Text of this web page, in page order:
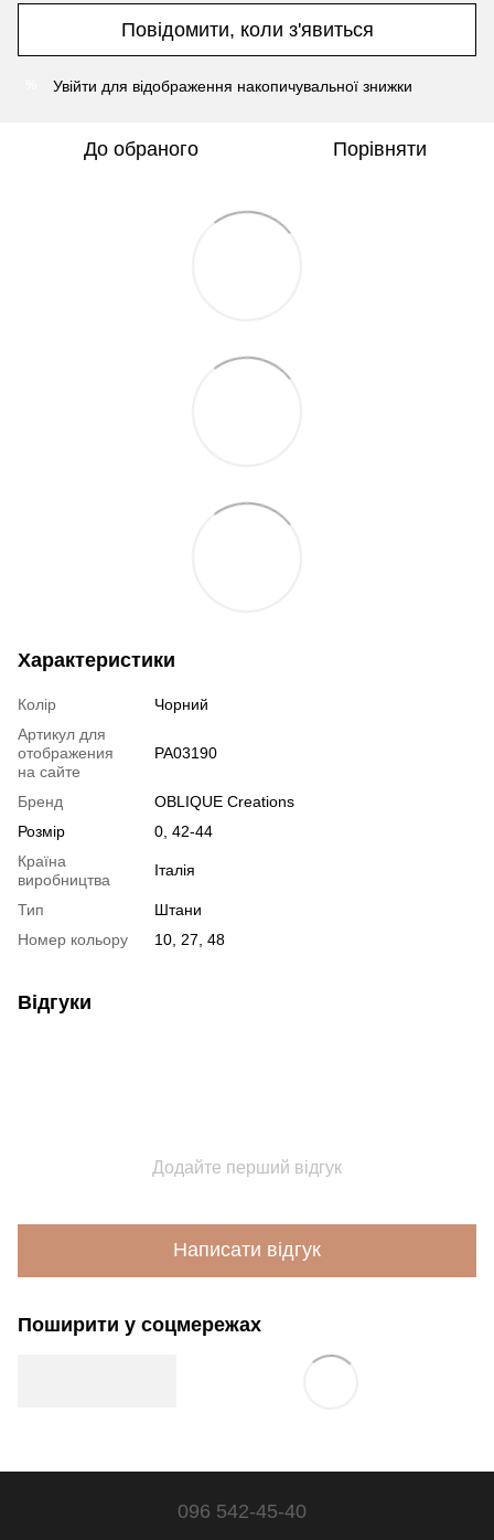
Повідомити, коли з'явиться
Увійти для відображення накопичувальної знижки
До обраного Порівняти
Характеристики
Колір
Чорний
Артикул для
отображения
на сайте
PA03190
Бренд
OBLIQUE Creations
Розмір
0, 42-44
Країна
виробництва
Італія
Тип
Штани
Номер кольору
10, 27, 48
Відгуки
Додайте перший відгук
Написати відгук
Поширити у соцмережах
096 542-45-40